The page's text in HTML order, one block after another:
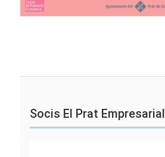
Socis El Prat Empresarial